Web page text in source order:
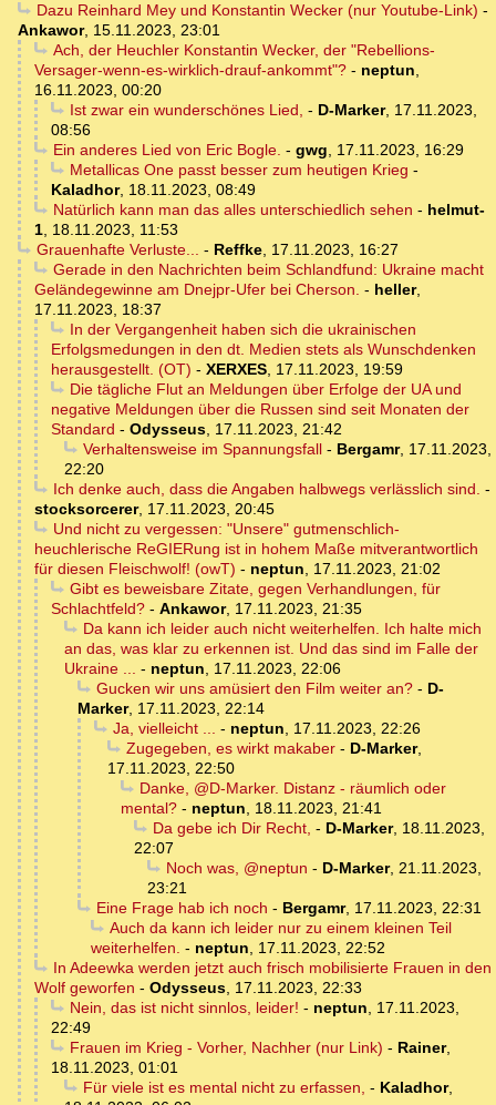
Dazu Reinhard Mey und Konstantin Wecker (nur Youtube-Link) -
Ankawor, 15.11.2023, 23:01
Ach, der Heuchler Konstantin Wecker, der "Rebellions-
Versager-wenn-es-wirklich-drauf-ankommt"? - neptun,
16.11.2023, 00:20
Ist zwar ein wunderschönes Lied, - D-Marker, 17.11.2023,
08:56
Ein anderes Lied von Eric Bogle. - gwg, 17.11.2023, 16:29
Metallicas One passt besser zum heutigen Krieg -
Kaladhor, 18.11.2023, 08:49
Natürlich kann man das alles unterschiedlich sehen - helmut-
1, 18.11.2023, 11:53
Grauenhafte Verluste... - Reffke, 17.11.2023, 16:27
Gerade in den Nachrichten beim Schlandfund: Ukraine macht
Geländegewinne am Dnejpr-Ufer bei Cherson. - heller,
17.11.2023, 18:37
In der Vergangenheit haben sich die ukrainischen
Erfolgsmedungen in den dt. Medien stets als Wunschdenken
herausgestellt. (OT) - XERXES, 17.11.2023, 19:59
Die tägliche Flut an Meldungen über Erfolge der UA und
negative Meldungen über die Russen sind seit Monaten der
Standard - Odysseus, 17.11.2023, 21:42
Verhaltensweise im Spannungsfall- Bergamr, 17.11.2023,
22:20
Ich denke auch, dass die Angaben halbwegs verlässlich sind. -
stocksorcerer, 17.11.2023, 20:45
Und nicht zu vergessen: "Unsere" gutmenschlich-
heuchlerische ReGIERung ist in hohem Maße mitverantwortlich
für diesen Fleischwolf! (owT) - neptun, 17.11.2023, 21:02
Gibt es beweisbare Zitate, gegen Verhandlungen, für
Schlachtfeld? - Ankawor, 17.11.2023, 21:35
Da kann ich leider auch nicht weiterhelfen. Ich halte mich
an das, was klar zu erkennen ist. Und das sind im Falle der
Ukraine ... - neptun, 17.11.2023, 22:06
Gucken wir uns amüsiert den Film weiter an?- D-
Marker, 17.11.2023, 22:14
Ja, vielleicht ... - neptun, 17.11.2023, 22:26
Zugegeben, es wirkt makaber- D-Marker,
17.11.2023, 22:50
Danke, @D-Marker. Distanz - räumlich oder
mental? - neptun, 18.11.2023, 21:41
Da gebe ich Dir Recht, - D-Marker, 18.11.2023,
22:07
Noch was, @neptun - D-Marker, 21.11.2023,
23:21
Eine Frage hab ich noch - Bergamr, 17.11.2023, 22:31
Auch da kann ich leider nur zu einem kleinen Teil
weiterhelfen. - neptun, 17.11.2023, 22:52
In Adeewka werden jetzt auch frisch mobilisierte Frauen in den
Wolf geworfen - Odysseus, 17.11.2023, 22:33
Nein, das ist nicht sinnlos, leider! - neptun, 17.11.2023,
22:49
Frauen im Krieg - Vorher, Nachher (nur Link) - Rainer,
18.11.2023, 01:01
Für viele ist es mental nicht zu erfassen, - Kaladhor,